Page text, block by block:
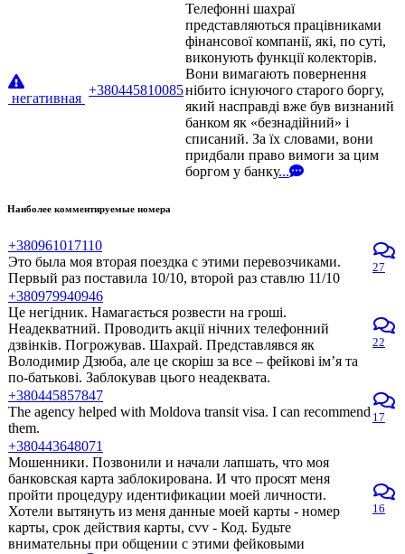
негативная
+380445810085
Телефонні шахраї
представляються працівниками
фінансової компанії, які, по суті,
виконують функції колекторів.
Вони вимагають повернення
нібито існуючого старого боргу,
який насправді вже був визнаний
банком як «безнадійний» і
списаний. За їх словами, вони
придбали право вимоги за цим
боргом у банку...
Наиболее комментируемые номера
+380961017110
Это была моя вторая поездка с этими перевозчиками.
Первый раз поставила 10/10, второй раз ставлю 11/10
27
+380979940946
Це негідник. Намагається розвести на гроші.
Неадекватний. Проводить акції нічних телефонний
дзвінків. Погрожував. Шахрай. Представлявся як
Володимир Дзюба, але це скоріш за все – фейкові ім’я та
по-батькові. Заблокував цього неадеквата.
22
+380445857847
The agency helped with Moldova transit visa. I can recommend
them.
17
+380443648071
Мошенники. Позвонили и начали лапшать, что моя
банковская карта заблокирована. И что просят меня
пройти процедуру идентификации моей личности.
Хотели вытянуть из меня данные моей карты - номер
карты, срок действия карты, cvv - Код. Будьте
внимательны при общении с этими фейковыми
16